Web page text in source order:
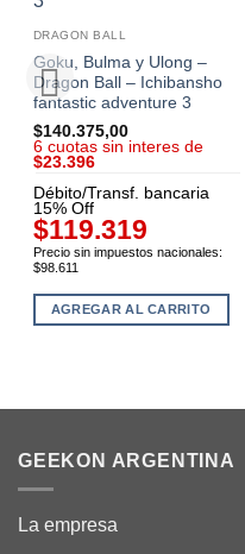
DRAGON BALL
Goku, Bulma y Ulong –
Dragon Ball – Ichibansho
fantastic adventure 3
$140.375,00
6 cuotas sin interes de
$23.396
Débito/Transf. bancaria
15% Off
$119.319
Precio sin impuestos nacionales:
$98.611
AGREGAR AL CARRITO
GEEKON ARGENTINA
La empresa